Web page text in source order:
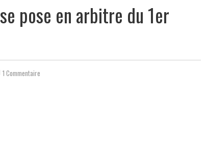
pose en arbitre du 1er
1 Commentaire